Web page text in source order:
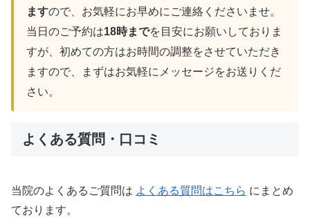
ますので、お気軽にお早めにご連絡くださいませ。
当日のご予約は18時までを目安にお願いしておりま
すが、初めての方はお時間の調整をさせていただき
ますので、まずはお気軽にメッセージをお送りくだ
さい。
よくある質問・口コミ
当院のよくあるご質問は よくある質問はこちら にまとめ
ております。